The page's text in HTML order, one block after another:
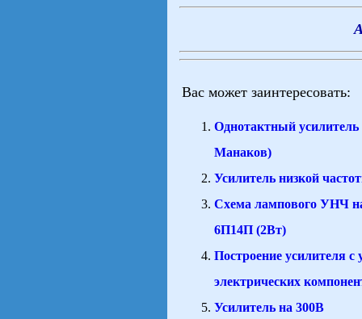
Вас может заинтересовать:
Однотактный
Манаков)
Усилитель низкой
Схема лампового УНЧ
6П14П (2Вт)
Построение усилителя с
электрических
Усилитель на 300В